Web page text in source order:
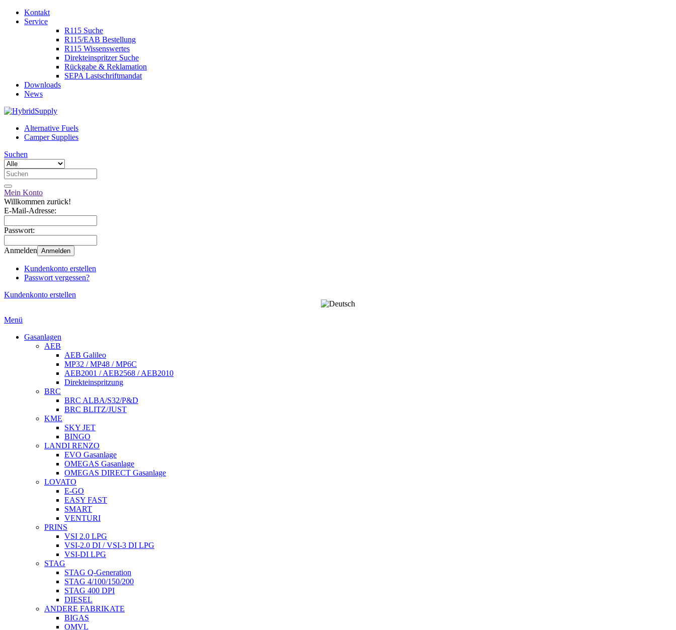
Kontakt
Service
R115 Suche
R115/EAB Bestellung
R115 Wissenswertes
Direkteinspritzer Suche
Rückgabe & Reklamation
SEPA Lastschriftmandat
Downloads
News
Alternative Fuels
Camper Supplies
Suchen
Mein Konto
Willkommen zurück!
E-Mail-Adresse:
Passwort:
Anmelden Anmelden
Kundenkonto erstellen
Passwort vergessen?
Kundenkonto erstellen
Menü
Gasanlagen
AEB
AEB Galileo
MP32 / MP48 / MP6C
AEB2001 / AEB2568 / AEB2010
Direkteinspritzung
BRC
BRC ALBA/S32/P&D
BRC BLITZ/JUST
KME
SKY JET
BINGO
LANDI RENZO
EVO Gasanlage
OMEGAS Gasanlage
OMEGAS DIRECT Gasanlage
LOVATO
E-GO
EASY FAST
SMART
VENTURI
PRINS
VSI 2.0 LPG
VSI-2.0 DI / VSI-3 DI LPG
VSI-DI LPG
STAG
STAG Q-Generation
STAG 4/100/150/200
STAG 400 DPI
DIESEL
ANDERE FABRIKATE
BIGAS
OMVL